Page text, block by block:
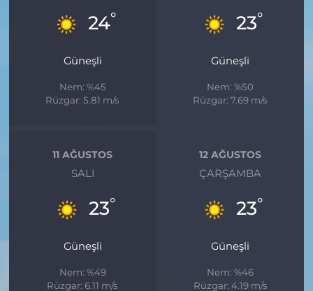
24°
Güneşli
Nem: %45
Rüzgar: 5.81 m/s
23°
Güneşli
Nem: %50
Rüzgar: 7.69 m/s
11 AĞUSTOS
SALI
23°
Güneşli
Nem: %49
Rüzgar: 6.11 m/s
12 AĞUSTOS
ÇARŞAMBA
23°
Güneşli
Nem: %46
Rüzgar: 4.19 m/s